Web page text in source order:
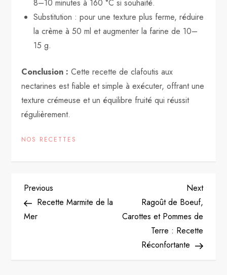
8–10 minutes à 160 °C si souhaité.
Substitution : pour une texture plus ferme, réduire
la crème à 50 ml et augmenter la farine de 10–
15 g.
Conclusion : Cette recette de clafoutis aux
nectarines est fiable et simple à exécuter, offrant une
texture crémeuse et un équilibre fruité qui réussit
régulièrement.
NOS RECETTES
P
o
Previous
Post
Previous
Recette Marmite de la
Mer
Next
Post
Next
Ragoût de Boeuf,
Carottes et Pommes de
Terre : Recette
Réconfortante